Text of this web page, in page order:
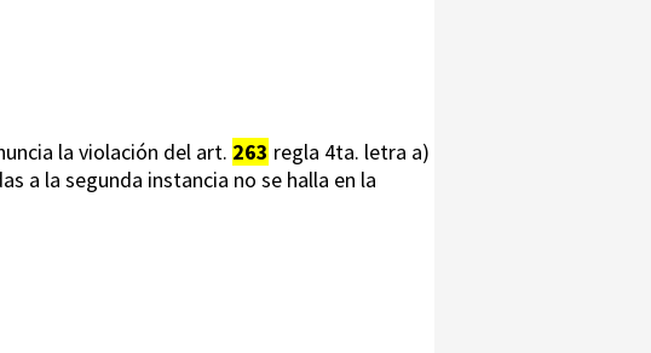
la violación del art. 263 regla 4ta. letra a)
a la segunda instancia no se halla en la